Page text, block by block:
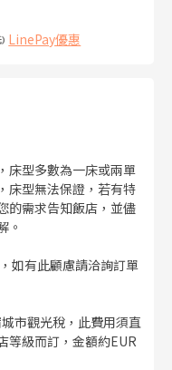
LinePay優惠
床型多數為一床或兩單
床型無法保證，若有特
的需求告知飯店，並儘
。
如有此顧慮請洽詢訂單
市觀光稅，此費用須直
等級而訂，金額約EUR